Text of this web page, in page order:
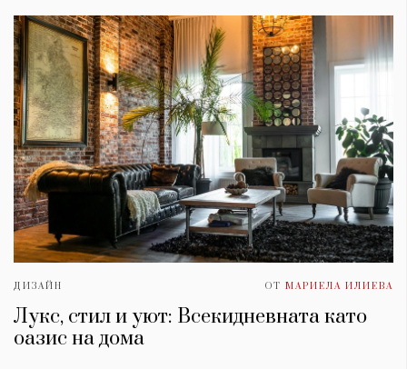
ДИЗАЙН ОТ МАРИЕЛА ИЛИЕВА
Лукс, стил и уют: Всекидневната като
оазис на дома